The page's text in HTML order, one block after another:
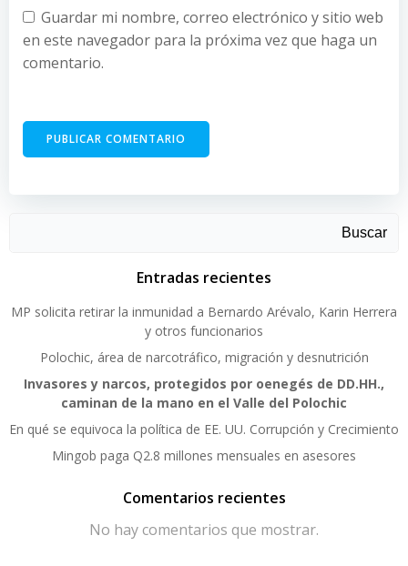
Guardar mi nombre, correo electrónico y sitio web
en este navegador para la próxima vez que haga un
comentario.
Buscar
Entradas recientes
MP solicita retirar la inmunidad a Bernardo Arévalo, Karin Herrera
y otros funcionarios
Polochic, área de narcotráfico, migración y desnutrición
Invasores y narcos, protegidos por oenegés de DD.HH.,
caminan de la mano en el Valle del Polochic
En qué se equivoca la política de EE. UU. Corrupción y Crecimiento
Mingob paga Q2.8 millones mensuales en asesores
Comentarios recientes
No hay comentarios que mostrar.